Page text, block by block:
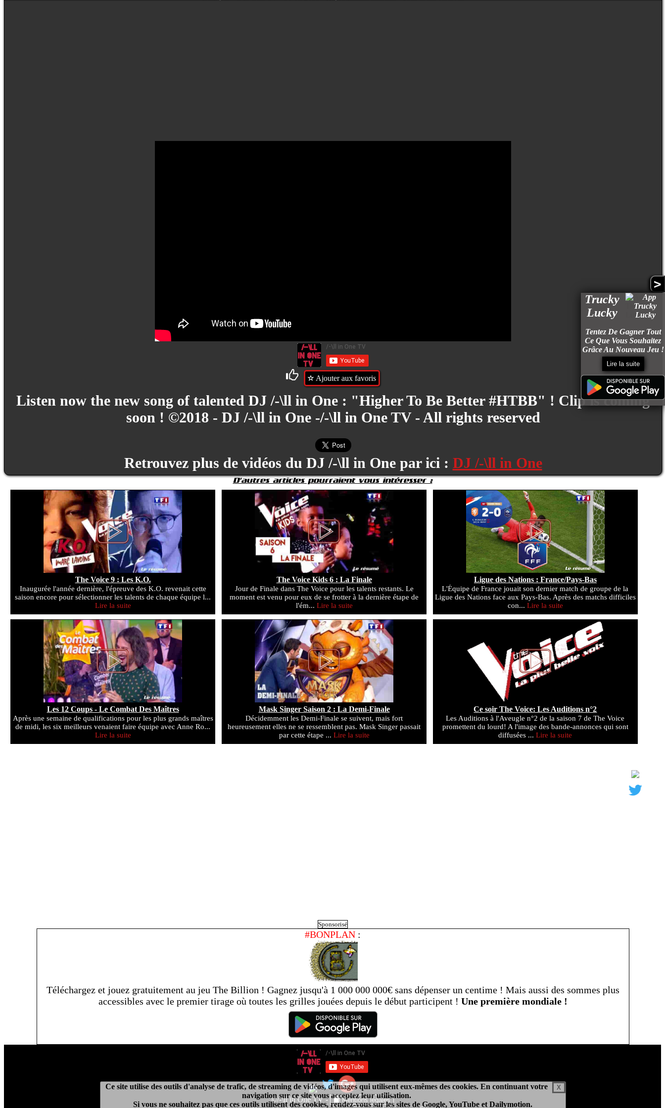
X
Ce site utilise des outils d'analyse de trafic, de streaming de vidéos, d'images qui utilisent eux-mêmes des cookies. En continuant votre
navigation sur ce site vous acceptez leur utilisation.
Si vous ne souhaitez pas que ces outils utilisent des cookies, rendez-vous sur les sites de Google, YouTube et Dailymotion.
>
Trucky
Lucky
Tentez De Gagner Tout
Ce Que Vous Souhaitez
Grâce Au Nouveau Jeu !
Lire la suite
Ajouter aux favoris
Listen now the new song of talented DJ /-\ll in One : "Higher To Be Better #HTBB" ! Clip is coming
soon ! ©2018 - DJ /-\ll in One -/-\ll in One TV - All rights reserved
Retrouvez plus de vidéos du DJ /-\ll in One par ici : DJ /-\ll in One
D'autres articles pourraient vous intéresser :
The Voice 9 : Les K.O.
Inaugurée l'année dernière, l'épreuve des K.O. revenait cette
saison encore pour sélectionner les talents de chaque équipe l...
Lire la suite
The Voice Kids 6 : La Finale
Jour de Finale dans The Voice pour les talents restants. Le
moment est venu pour eux de se frotter à la dernière étape de
l'ém... Lire la suite
Ligue des Nations : France/Pays-Bas
L'Équipe de France jouait son dernier match de groupe de la
Ligue des Nations face aux Pays-Bas. Après des matchs difficiles
con... Lire la suite
Les 12 Coups - Le Combat Des Maîtres
Après une semaine de qualifications pour les plus grands maîtres
de midi, les six meilleurs venaient faire équipe avec Anne Ro...
Lire la suite
Mask Singer Saison 2 : La Demi-Finale
Décidemment les Demi-Finale se suivent, mais fort
heureusement elles ne se ressemblent pas. Mask Singer passait
par cette étape ... Lire la suite
Ce soir The Voice: Les Auditions n°2
Les Auditions à l'Aveugle n°2 de la saison 7 de The Voice
promettent du lourd! A l'image des bande-annonces qui sont
diffusées ...Lire la suite
Sponsorisé
#BONPLAN :
Téléchargez et jouez gratuitement au jeu The Billion ! Gagnez jusqu'à 1 000 000 000€ sans dépenser un centime ! Mais aussi des sommes plus
accessibles avec le premier tirage où toutes les grilles jouées depuis le début participent ! Une première mondiale !
- Ce site utilise des services provenant de YouTube ou de Dailymotion pour analyser le trafic. Ces outils utilisent des cookies. Enfin, à des fins de sécurité, des cookies sont utilisés par le site pour vous authentifier
©/-\ll in One TV -
Mentions légales